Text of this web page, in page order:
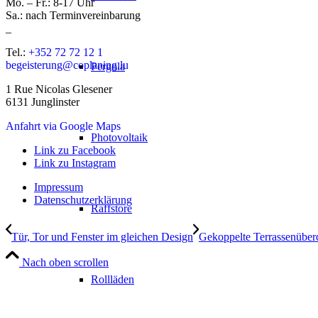
Pergola
Photovoltaik
Raffstore
Rollläden
Sa.: nach Terminvereinbarung
Tel.: +352 72 72 12 1
begeisterung@coplaning.lu
1 Rue Nicolas Glesener
6131 Junglinster
Anfahrt via Google Maps
Link zu Facebook
Link zu Instagram
Impressum
Datenschutzerklärung
Tür, Tor und Fenster im gleichen Design Gekoppelte
Nach oben scrollen